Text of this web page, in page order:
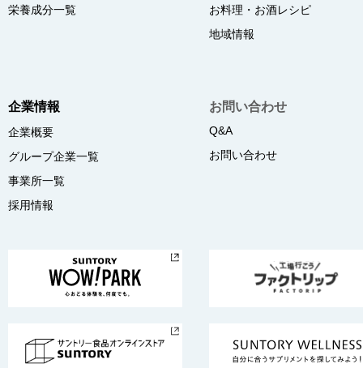
栄養成分一覧
お料理・お酒レシピ
地域情報
企業情報
企業概要
グループ企業一覧
事業所一覧
採用情報
お問い合わせ
Q&A
お問い合わせ